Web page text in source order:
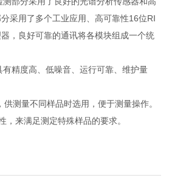
采用了多个工业应用、高可靠性16位RI
，良好可靠的通讯将各模块组成一个统
精度高、低噪音、运行可靠、维护量
测量不同样品时选用，便于测量操作。
，来满足测定特殊样品的要求。